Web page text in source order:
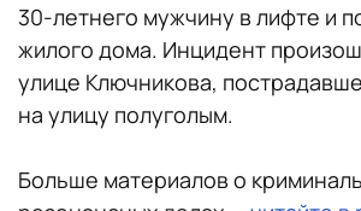
30-летнего мужчину в лифте и
жилого дома. Инцидент
улице Ключникова,
на улицу полуголым.
Больше материалов о